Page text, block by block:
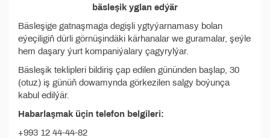
bäsleşik yglan edýär
Bäsleşige gatnaşmaga degişli ygtyýarnamasy bolan
eýeçiligiň dürli görnüşindäki kärhanalar we guramalar, şeýle
hem daşary ýurt kompaniýalary çagyrylýar.
Bäsleşik teklipleri bildiriş çap edilen gününden başlap, 30
(otuz) iş günüň dowamynda görkezilen salgy boýunça
kabul edilýär.
Habarlaşmak üçin telefon belgileri:
+993 12 44-44-82